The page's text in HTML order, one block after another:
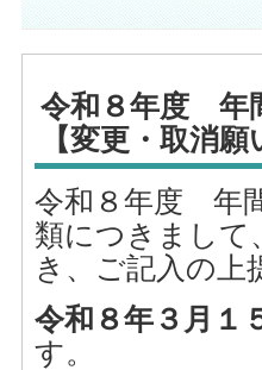
令和８年度 年
【変更・取消願
令和８年度 年
類につきまして
き、ご記入の上
令和８年３月
す。